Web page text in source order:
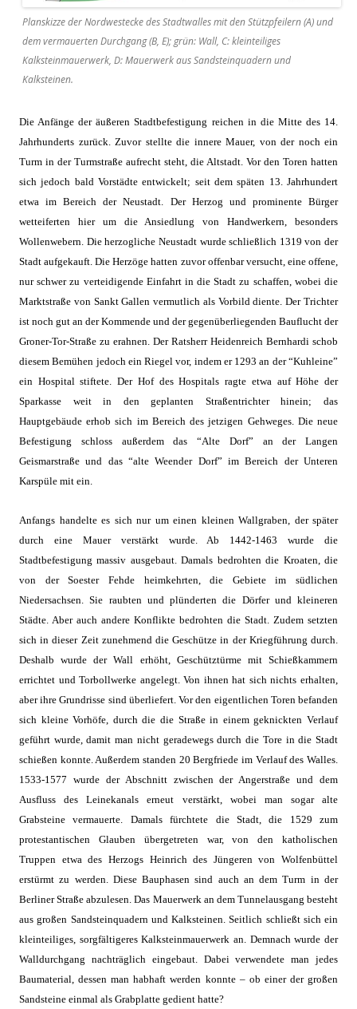
Planskizze der Nordwestecke des Stadtwalles mit den Stützpfeilern (A) und
dem vermauerten Durchgang (B, E); grün: Wall, C: kleinteiliges
Kalksteinmauerwerk, D: Mauerwerk aus Sandsteinquadern und
Kalksteinen.
Die Anfänge der äußeren Stadtbefestigung reichen in die Mitte des 14.
Jahrhunderts zurück. Zuvor stellte die innere Mauer, von der noch ein
Turm in der Turmstraße aufrecht steht, die Altstadt. Vor den Toren hatten
sich jedoch bald Vorstädte entwickelt; seit dem späten 13. Jahrhundert
etwa im Bereich der Neustadt. Der Herzog und prominente Bürger
wetteiferten hier um die Ansiedlung von Handwerkern, besonders
Wollenwebern. Die herzogliche Neustadt wurde schließlich 1319 von der
Stadt aufgekauft. Die Herzöge hatten zuvor offenbar versucht, eine offene,
nur schwer zu verteidigende Einfahrt in die Stadt zu schaffen, wobei die
Marktstraße von Sankt Gallen vermutlich als Vorbild diente. Der Trichter
ist noch gut an der Kommende und der gegenüberliegenden Bauflucht der
Groner-Tor-Straße zu erahnen. Der Ratsherr Heidenreich Bernhardi schob
diesem Bemühen jedoch ein Riegel vor, indem er 1293 an der “Kuhleine”
ein Hospital stiftete. Der Hof des Hospitals ragte etwa auf Höhe der
Sparkasse weit in den geplanten Straßentrichter hinein; das
Hauptgebäude erhob sich im Bereich des jetzigen Gehweges. Die neue
Befestigung schloss außerdem das “Alte Dorf” an der Langen
Geismarstraße und das “alte Weender Dorf” im Bereich der Unteren
Karspüle mit ein.
Anfangs handelte es sich nur um einen kleinen Wallgraben, der später
durch eine Mauer verstärkt wurde. Ab 1442-1463 wurde die
Stadtbefestigung massiv ausgebaut. Damals bedrohten die Kroaten, die
von der Soester Fehde heimkehrten, die Gebiete im südlichen
Niedersachsen. Sie raubten und plünderten die Dörfer und kleineren
Städte. Aber auch andere Konflikte bedrohten die Stadt. Zudem setzten
sich in dieser Zeit zunehmend die Geschütze in der Kriegführung durch.
Deshalb wurde der Wall erhöht, Geschütztürme mit Schießkammern
errichtet und Torbollwerke angelegt. Von ihnen hat sich nichts erhalten,
aber ihre Grundrisse sind überliefert. Vor den eigentlichen Toren befanden
sich kleine Vorhöfe, durch die die Straße in einem geknickten Verlauf
geführt wurde, damit man nicht geradewegs durch die Tore in die Stadt
schießen konnte. Außerdem standen 20 Bergfriede im Verlauf des Walles.
1533-1577 wurde der Abschnitt zwischen der Angerstraße und dem
Ausfluss des Leinekanals erneut verstärkt, wobei man sogar alte
Grabsteine vermauerte. Damals fürchtete die Stadt, die 1529 zum
protestantischen Glauben übergetreten war, von den katholischen
Truppen etwa des Herzogs Heinrich des Jüngeren von Wolfenbüttel
erstürmt zu werden. Diese Bauphasen sind auch an dem Turm in der
Berliner Straße abzulesen. Das Mauerwerk an dem Tunnelausgang besteht
aus großen Sandsteinquadern und Kalksteinen. Seitlich schließt sich ein
kleinteiliges, sorgfältigeres Kalksteinmauerwerk an. Demnach wurde der
Walldurchgang nachträglich eingebaut. Dabei verwendete man jedes
Baumaterial, dessen man habhaft werden konnte – ob einer der großen
Sandsteine einmal als Grabplatte gedient hatte?